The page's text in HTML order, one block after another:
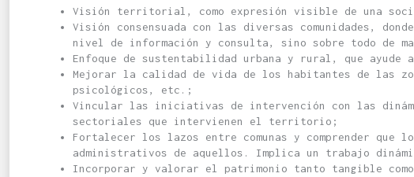
Visión territorial, como expresión visible de una
Visión consensuada con las diversas comunidades,
nivel de información y consulta, sino sobre todo de
Enfoque de sustentabilidad urbana y rural, que
Mejorar la calidad de vida de los habitantes de las
psicológicos, etc.;
Vincular las iniciativas de intervención con las
sectoriales que intervienen el territorio;
Fortalecer los lazos entre comunas y comprender
administrativos de aquellos. Implica un trabajo
Incorporar y valorar el patrimonio tanto tangible